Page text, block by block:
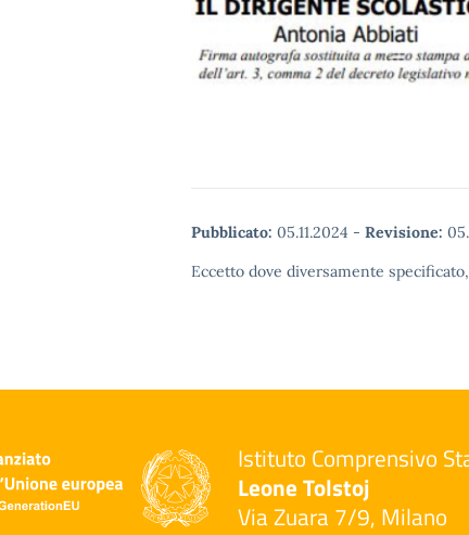
Pubblicato: 05.11.2024 - Revisione:
Eccetto dove diversamente
Istituto Comprensivo
Leone Tolstoj
Via Zuara 7/9, Milano